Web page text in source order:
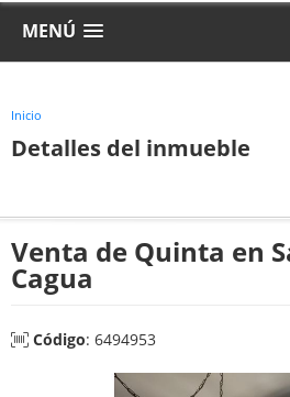
MENÚ
Inicio
Detalles del inmueble
Venta de Quinta en
Cagua
Código: 6494953